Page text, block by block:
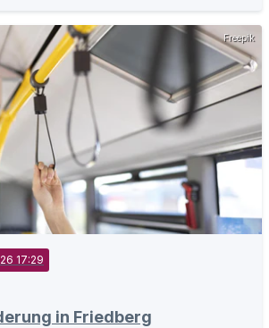
Freepik
17:29
in Friedberg